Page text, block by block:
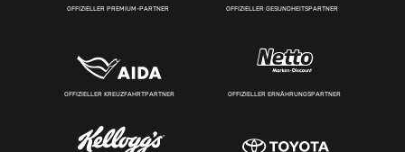
OFFIZIELLER PREMIUM-PARTNER OFFIZIELLER GESUNDHEITSPARTNER
OFFIZIELLER KREUZFAHRTPARTNER OFFIZIELLER ERNÄHRUNGSPARTNER